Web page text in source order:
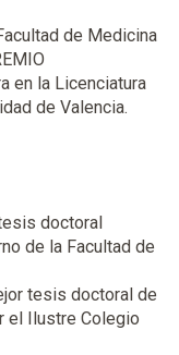
de Medicina
en la Licenciatura
de Valencia.
doctoral
de la Facultad de
tesis doctoral de
el Ilustre Colegio